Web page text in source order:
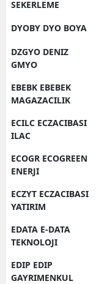
SEKERLEME
DYOBY DYO BOYA
DZGYO DENIZ
GMYO
EBEBK EBEBEK
MAGAZACILIK
ECILC ECZACIBASI
ILAC
ECOGR ECOGREEN
ENERJI
ECZYT ECZACIBASI
YATIRIM
EDATA E-DATA
TEKNOLOJI
EDIP EDIP
GAYRIMENKUL